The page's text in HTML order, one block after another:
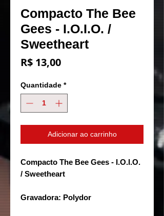
Compacto The Bee
Gees - I.O.I.O. /
Sweetheart
R$ 13,00Preço
Quantidade *
Adicionar ao carrinho
Compacto The Bee Gees - I.O.I.O.
/ Sweetheart
Gravadora: Polydor